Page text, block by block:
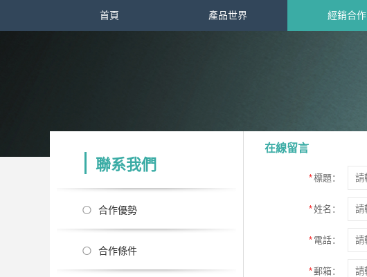
首頁 產品世界 經銷合作
聯系我們
合作優勢
合作條件
在線留言
*標題：
*姓名：
* 電話：
*郵箱：